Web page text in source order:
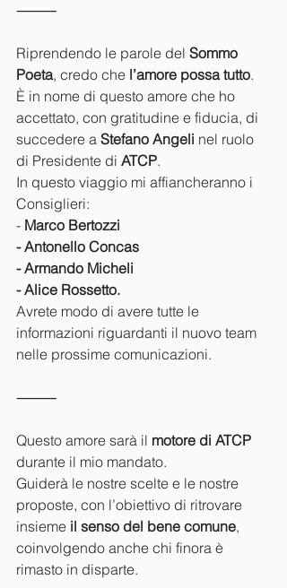
⸻
Riprendendo le parole del Sommo
Poeta, credo che l’amore possa tutto.
È in nome di questo amore che ho
accettato, con gratitudine e fiducia, di
succedere a Stefano Angeli nel ruolo
di Presidente di ATCP.
In questo viaggio mi affiancheranno i
Consiglieri:
- Marco Bertozzi
- Antonello Concas
- Armando Micheli
- Alice Rossetto.
Avrete modo di avere tutte le
informazioni riguardanti il nuovo team
nelle prossime comunicazioni.
⸻
Questo amore sarà il motore di ATCP
durante il mio mandato.
Guiderà le nostre scelte e le nostre
proposte, con l’obiettivo di ritrovare
insieme il senso del bene comune,
coinvolgendo anche chi finora è
rimasto in disparte.